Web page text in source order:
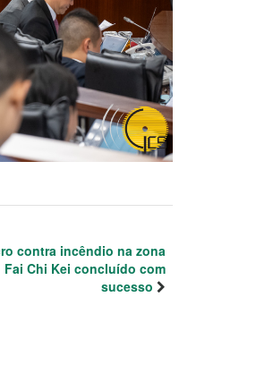
contra incêndio na zona
Chi Kei concluído com
sucesso